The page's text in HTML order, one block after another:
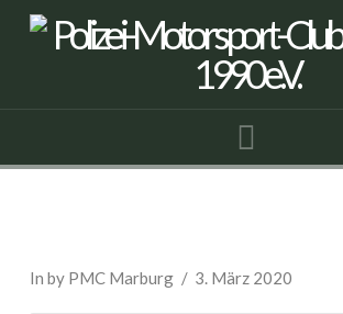
In by PMC Marburg 3. März 2020